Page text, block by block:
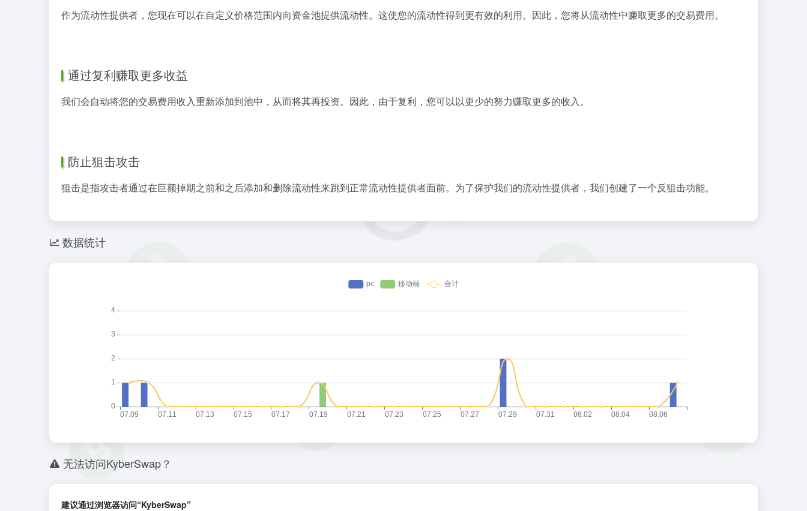
作为流动性提供者，您现在可以在自定义价格范围内向资金池提供流动性。这使您的流动性得到更有效的利用。因此，您将从流动性中赚取更多的交易费用。
通过复利赚取更多收益
我们会自动将您的交易费用收入重新添加到池中，从而将其再投资。因此，由于复利，您可以以更少的努力赚取更多的收入。
防止狙击攻击
狙击是指攻击者通过在巨额掉期之前和之后添加和删除流动性来跳到正常流动性提供者面前。为了保护我们的流动性提供者，我们创建了一个反狙击功能。
数据统计
无法访问KyberSwap？
建议通过浏览器访问“KyberSwap”